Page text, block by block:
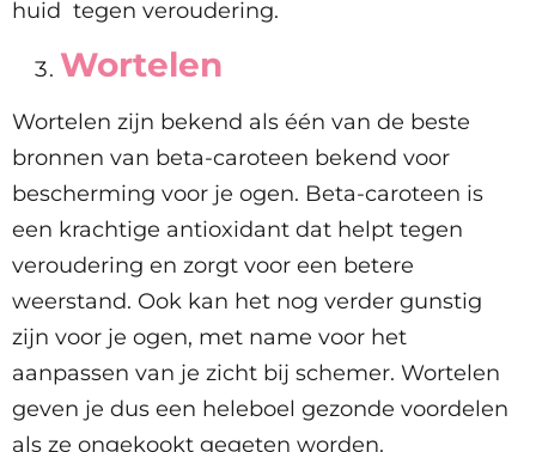
huid tegen veroudering.
Wortelen
Wortelen zijn bekend als één van de beste
bronnen van beta-caroteen bekend voor
bescherming voor je ogen. Beta-caroteen is
een krachtige antioxidant dat helpt tegen
veroudering en zorgt voor een betere
weerstand. Ook kan het nog verder gunstig
zijn voor je ogen, met name voor het
aanpassen van je zicht bij schemer. Wortelen
geven je dus een heleboel gezonde voordelen
als ze ongekookt gegeten worden.